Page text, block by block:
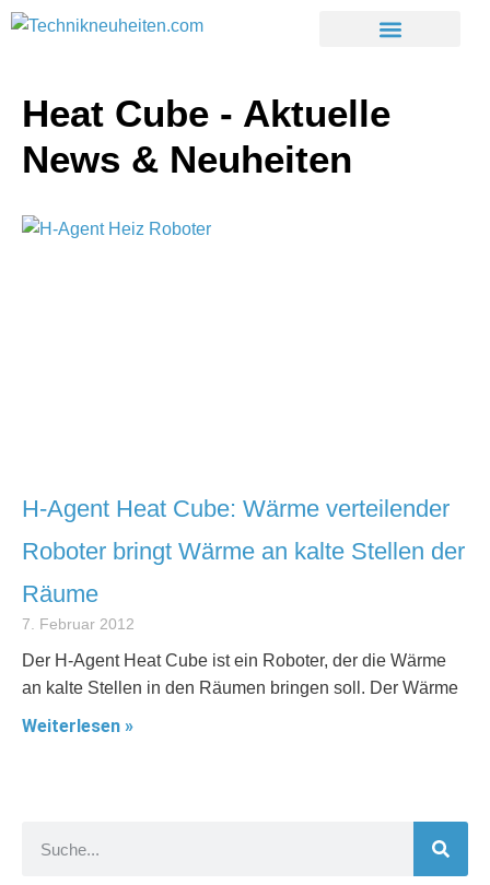
Heat Cube - Aktuelle
News & Neuheiten
H-Agent Heat Cube: Wärme verteilender
Roboter bringt Wärme an kalte Stellen der
Räume
7. Februar 2012
Der H-Agent Heat Cube ist ein Roboter, der die Wärme
an kalte Stellen in den Räumen bringen soll. Der Wärme
Weiterlesen »